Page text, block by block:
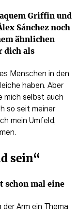
Griffin und
Sánchez noch
ähnlichen
dich als
Menschen in den
haben. Aber
mich selbst auch
so seit meiner
mein Umfeld,
sein“
schon mal eine
der Arm ein Thema